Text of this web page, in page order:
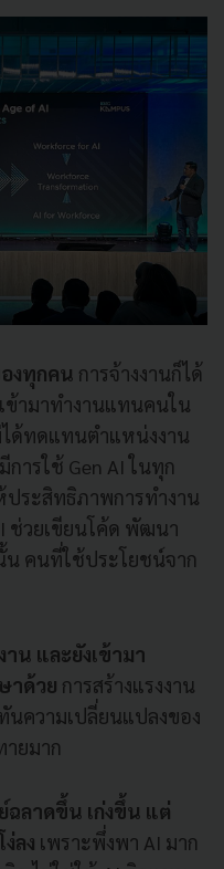
งทุกคน การจ้างงานก็ได้
ข้ามาทำงานแทนคนใน
ด้ทดแทนตำแหน่งงาน
ารใช้ Gen AI ในทุก
ประสิทธิภาพการทำงาน
ช่วยเขียนโค้ด พัฒนา
คนที่ใช้ประโยชน์จาก
น และยังเข้ามา
าด้วย การสร้างแรงงาน
ความเปลี่ยนแปลงของ
ยมาก
ลาดขึ้น เก่งขึ้น แต่
ลง เพราะพึ่งพา AI มาก